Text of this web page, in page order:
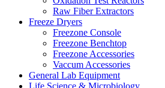
Raw Fiber Extractors
Freeze Dryers
Freezone Console
Freezone Benchtop
Freezone Accessories
Vaccum Accessories
General Lab Equipment